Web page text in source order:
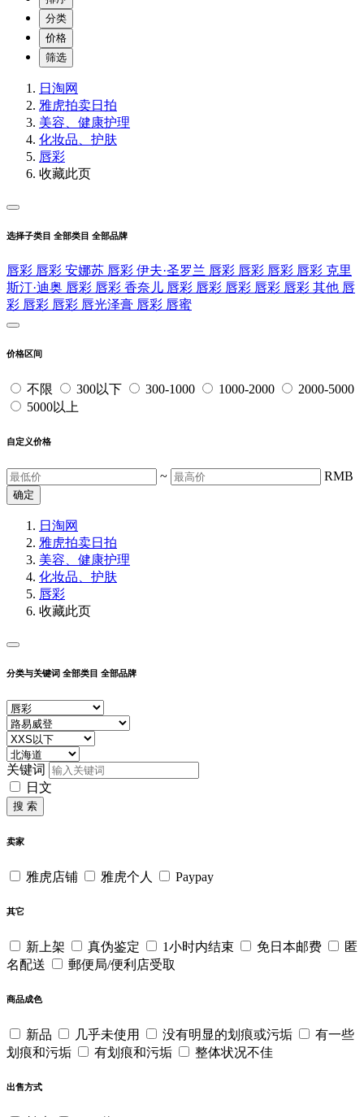
分类
价格
筛选
日淘网
雅虎拍卖日拍
美容、健康护理
化妆品、护肤
唇彩
收藏此页
选择子类目 全部类目 全部品牌
唇彩 唇彩 安娜苏 唇彩 伊夫·圣罗兰 唇彩 唇彩 唇彩 唇彩 克里
斯汀·迪奥 唇彩 唇彩 香奈儿 唇彩 唇彩 唇彩 唇彩 唇彩 其他 唇
彩 唇彩 唇彩 唇光泽膏 唇彩 唇蜜
价格区间
不限 300以下 300-1000 1000-2000
2000-5000
5000以上
自定义价格
~ RMB
确定
日淘网
雅虎拍卖日拍
美容、健康护理
化妆品、护肤
唇彩
收藏此页
分类与关键词 全部类目 全部品牌
关键词
日文
搜 索
卖家
雅虎店铺 雅虎个人 Paypay
其它
新上架 真伪鉴定 1小时内结束 免日本邮费
匿
名配送
郵便局/便利店受取
商品成色
新品 几乎未使用 没有明显的划痕或污垢
有一些
划痕和污垢
有划痕和污垢 整体状况不佳
出售方式